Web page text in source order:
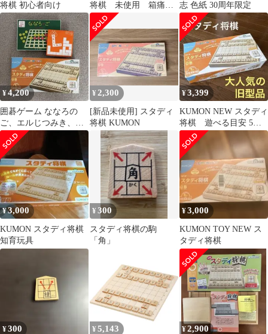
将棋 初心者向け
将棋 未使用 箱痛み
あり
志 色紙 30周年限定
¥4,200
囲碁ゲーム ななろの
ご、エルじつみき、ス
タディ将棋 対象年齢5
歳以上3点セット
¥2,300
[新品未使用] スタディ
将棋 KUMON
¥3,399
KUMON NEW スタディ
将棋 遊べる目安 5歳
以上 WS-31
¥3,000
KUMON スタディ将棋
知育玩具
¥300
スタディ将棋の駒
「角」
¥3,000
KUMON TOY NEW ス
タディ将棋
¥300 ¥ 5,143 ¥2,900